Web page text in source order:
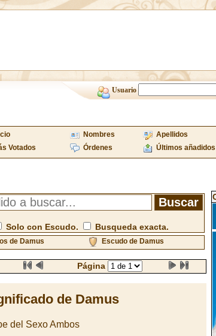
Usuario
Nombres Apellidos
Votados
Órdenes Últimos añadidos
Solo con Escudo. Busqueda exacta.
de Damus Escudo de Damus
Página
de Damus
del Sexo Ambos